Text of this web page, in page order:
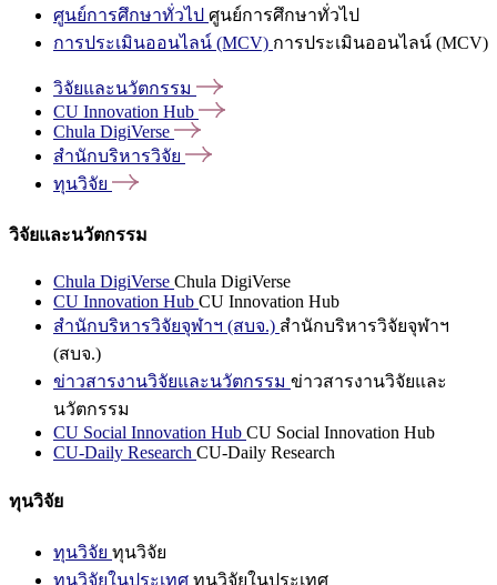
ศูนย์การศึกษาทั่วไป ศูนย์การศึกษาทั่วไป
การประเมินออนไลน์ (MCV) การประเมินออนไลน์ (MCV)
วิจัยและนวัตกรรม
CU Innovation Hub
Chula DigiVerse
สำนักบริหารวิจัย
ทุนวิจัย
วิจัยและนวัตกรรม
Chula DigiVerse Chula DigiVerse
CU Innovation Hub CU Innovation Hub
สำนักบริหารวิจัยจุฬาฯ (สบจ.) สำนักบริหารวิจัยจุฬาฯ
(สบจ.)
ข่าวสารงานวิจัยและนวัตกรรม ข่าวสารงานวิจัยและ
นวัตกรรม
CU Social Innovation Hub CU Social Innovation Hub
CU-Daily Research CU-Daily Research
ทุนวิจัย
ทุนวิจัย ทุนวิจัย
ทุนวิจัยในประเทศ ทุนวิจัยในประเทศ